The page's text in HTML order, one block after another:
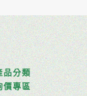
品分類
價專區